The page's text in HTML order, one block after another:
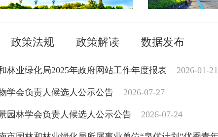
政策法规 政策解读 数据发布
林业绿化局2025年政府网站工作年度报表 2026-01-21
学会负责人候选人公示公告 2026-07-27
园林学会负责人候选人公示公告 2026-07-24